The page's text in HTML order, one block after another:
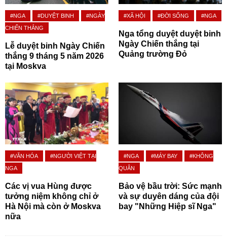
#NGA #DUYỆT BINH
#NGÀY
CHIẾN THẮNG
Lễ duyệt binh Ngày Chiến
thắng 9 tháng 5 năm 2026
tại Moskva
#XÃ HỘI #ĐỜI SỐNG #NGA
Nga tổng duyệt duyệt binh
Ngày Chiến thắng tại
Quảng trường Đỏ
#VĂN HÓA
#NGƯỜI VIỆT TẠI
NGA
Các vị vua Hùng được
tưởng niệm không chỉ ở
Hà Nội mà còn ở Moskva
nữa
#NGA #MÁY BAY
#KHÔNG
QUÂN
Bảo vệ bầu trời: Sức mạnh
và sự duyên dáng của đội
bay "Những Hiệp sĩ Nga"